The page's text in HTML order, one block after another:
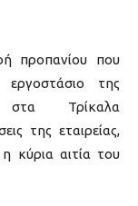
προπανίου που
της
στα Τρίκαλα
της εταιρείας,
κύρια αιτία του